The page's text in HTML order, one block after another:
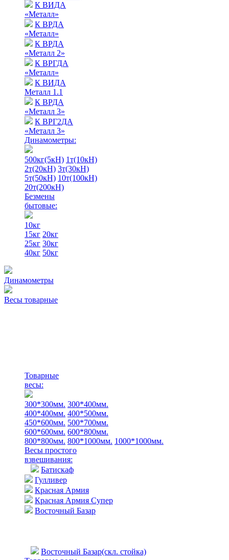
К ВИДА
«Металл»
К ВРДА
«Металл»
К ВРДА
«Металл 2»
К ВРГДА
«Металл»
К ВИДА
Металл 1.1
К ВРДА
«Металл 3»
К ВРГ2ДА
«Металл 3»
Динамометры:
500кг(5кН) 1т(10кН)
2т(20кН) 3т(30кН)
5т(50кН) 10т(100кН)
20т(200кН)
Безмены
бытовые:
10кг
15кг 20кг
25кг 30кг
40кг 50кг
Динамометры
Весы товарные
Товарные
весы:
300*300мм. 300*400мм.
400*400мм. 400*500мм.
450*600мм. 500*700мм.
600*600мм. 600*800мм.
800*800мм. 800*1000мм. 1000*1000мм.
Весы простого
взвешивания:
Батискаф
Гулливер
Красная Армия
Красная Армия Супер
Восточный Базар
Восточный Базар(скл. стойка)